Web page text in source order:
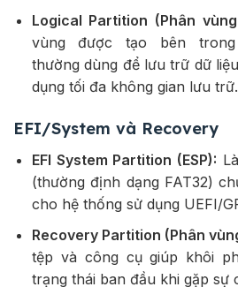
Logical Partition (Phân
vùng được tạo bên trong
thường dùng để lưu trữ dữ
dụng tối đa không gian lưu trữ.
EFI/System và Recovery
EFI System Partition (ESP):
(thường định dạng FAT32)
cho hệ thống sử dụng UEFI/
Recovery Partition (Phân
tệp và công cụ giúp khôi
trạng thái ban đầu khi gặp sự